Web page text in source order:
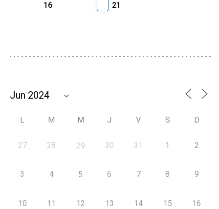
16
21
L M M J V S D
27 28 29 30 31 1 2
3 4 5 6 7 8 9
10 11 12 13 14 15 16